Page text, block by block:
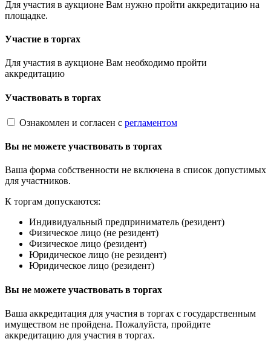
Для участия в аукционе Вам нужно пройти аккредитацию на
площадке.
Участие в торгах
Для участия в аукционе Вам необходимо пройти
аккредитацию
Участвовать в торгах
Ознакомлен и согласен с регламентом
Вы не можете участвовать в торгах
Ваша форма собственности не включена в список допустимых
для участников.
К торгам допускаются:
Индивидуальный предприниматель (резидент)
Физическое лицо (не резидент)
Физическое лицо (резидент)
Юридическое лицо (не резидент)
Юридическое лицо (резидент)
Вы не можете участвовать в торгах
Ваша аккредитация для участия в торгах с государственным
имуществом не пройдена. Пожалуйста, пройдите
аккредитацию для участия в торгах.